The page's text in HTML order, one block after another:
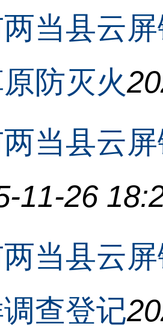
当县云
防灭火
当县云
11-26
当县云
查登记